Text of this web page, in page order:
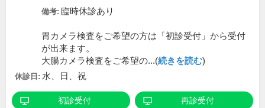
備考: 臨時休診あり
胃カメラ検査をご希望の方は「初診受付」から受付
が出来ます。
大腸カメラ検査をご希望の...(続きを読む)
休診日: 水、日、祝
初診受付 再診受付